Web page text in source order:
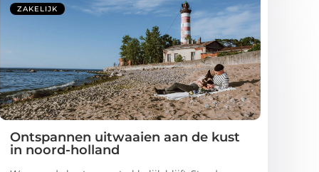
ZAKELIJK
Ontspannen uitwaaien aan de kust
in noord-holland